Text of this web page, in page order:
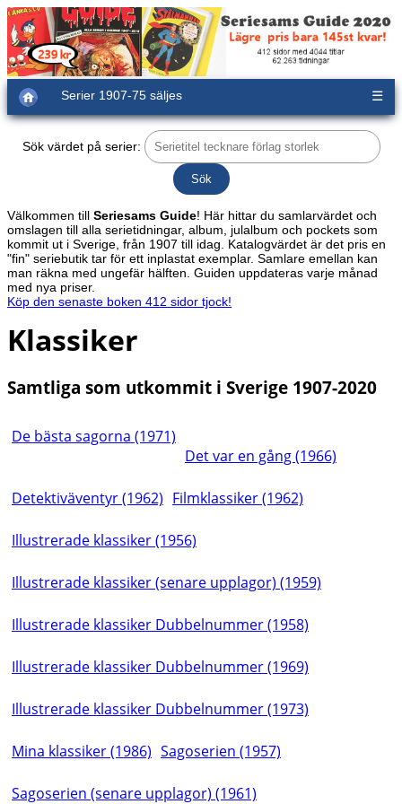
Serier 1907-75 säljes ☰
Sök värdet på serier:
Välkommen till Seriesams Guide! Här hittar du samlarvärdet och
omslagen till alla serietidningar, album, julalbum och pockets som
kommit ut i Sverige, från 1907 till idag. Katalogvärdet är det pris en
"fin" seriebutik tar för ett inplastat exemplar. Samlare emellan kan
man räkna med ungefär hälften. Guiden uppdateras varje månad
med nya priser.
Köp den senaste boken 412 sidor tjock!
Klassiker
Samtliga som utkommit i Sverige 1907-2020
De bästa sagorna (1971)
Det var en gång (1966)
Detektiväventyr (1962) Filmklassiker (1962)
Illustrerade klassiker (1956)
Illustrerade klassiker (senare upplagor) (1959)
Illustrerade klassiker Dubbelnummer (1958)
Illustrerade klassiker Dubbelnummer (1969)
Illustrerade klassiker Dubbelnummer (1973)
Mina klassiker (1986) Sagoserien (1957)
Sagoserien (senare upplagor) (1961)